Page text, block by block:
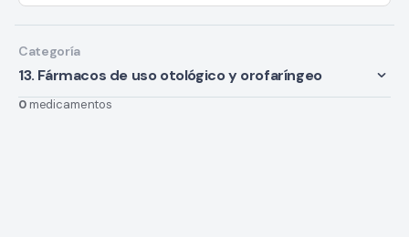
Categoría
13. Fármacos de uso otológico y orofaríngeo
0medicamentos